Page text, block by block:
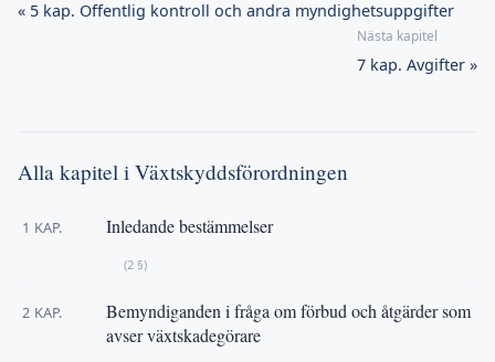
« 5 kap. Offentlig kontroll och andra myndighetsuppgifter
7 kap. Avgifter »
Alla kapitel i Växtskyddsförordningen
1 KAP. Inledande bestämmelser
(2 §)
2 KAP.
Bemyndiganden i fråga om förbud och åtgärder som
avser växtskadegörare